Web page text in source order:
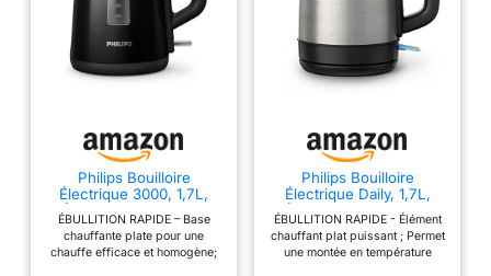
élimine le calcaire et
d'autres impuretés
Température Précise:
Notre bouilloire
thermomètre externe
qui vous aide à faire
bouillir votre thé ou
vos boissons
préférées à une
Philips Bouilloire
Électrique 3000, 1,7L,
Ébullition rapide, Noir
ÉBULLITION RAPIDE – Base
chauffante plate pour une
chauffe efficace et homogène;
Philips Bouilloire
Électrique Daily, 1,7L,
Ébullition rapide, Inox
ÉBULLITION RAPIDE - Élément
chauffant plat puissant ; Permet
une montée en température